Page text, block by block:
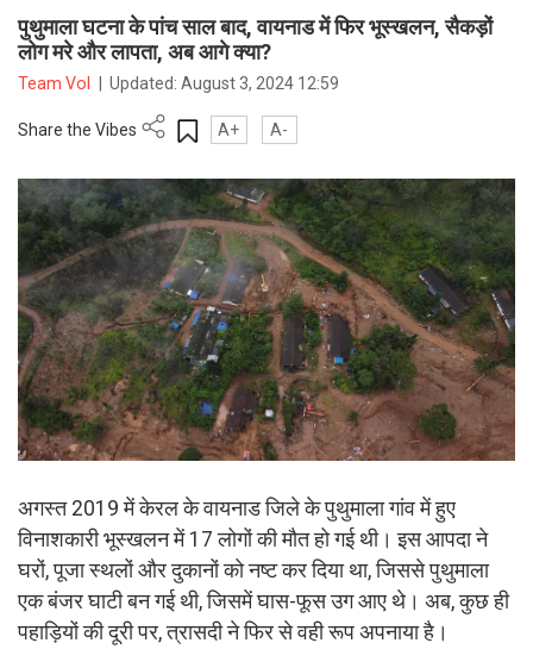
पुथुमाला घटना के पांच साल बाद, वायनाड में फिर भूस्खलन, सैकड़ों
लोग मरे और लापता, अब आगे क्या?
Team VoI Updated:August 3, 2024 12:59
Share the Vibes A+ A-
अगस्त 2019 में केरल के वायनाड जिले के पुथुमाला गांव में हुए
विनाशकारी भूस्खलन में 17 लोगों की मौत हो गई थी। इस आपदा ने
घरों, पूजा स्थलों और दुकानों को नष्ट कर दिया था, जिससे पुथुमाला
एक बंजर घाटी बन गई थी, जिसमें घास-फूस उग आए थे। अब, कुछ ही
पहाड़ियों की दूरी पर, त्रासदी ने फिर से वही रूप अपनाया है।